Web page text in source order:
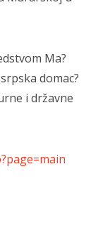
Ma?
domac?
i državne